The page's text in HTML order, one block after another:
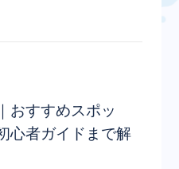
おすすめスポッ
心者ガイドまで解